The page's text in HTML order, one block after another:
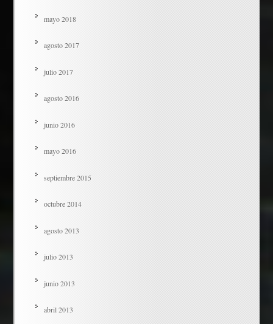
mayo 2018
agosto 2017
julio 2017
agosto 2016
junio 2016
mayo 2016
septiembre 2015
octubre 2014
agosto 2013
julio 2013
junio 2013
abril 2013